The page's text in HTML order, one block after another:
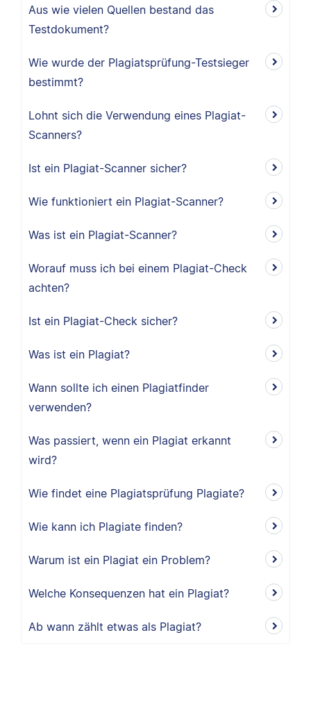
Aus wie vielen Quellen bestand das
Testdokument?
Wie wurde der Plagiatsprüfung-Testsieger
bestimmt?
Lohnt sich die Verwendung eines Plagiat-
Scanners?
Ist ein Plagiat-Scanner sicher?
Wie funktioniert ein Plagiat-Scanner?
Was ist ein Plagiat-Scanner?
Worauf muss ich bei einem Plagiat-Check
achten?
Ist ein Plagiat-Check sicher?
Was ist ein Plagiat?
Wann sollte ich einen Plagiatfinder
verwenden?
Was passiert, wenn ein Plagiat erkannt
wird?
Wie findet eine Plagiatsprüfung Plagiate?
Wie kann ich Plagiate finden?
Warum ist ein Plagiat ein Problem?
Welche Konsequenzen hat ein Plagiat?
Ab wann zählt etwas als Plagiat?